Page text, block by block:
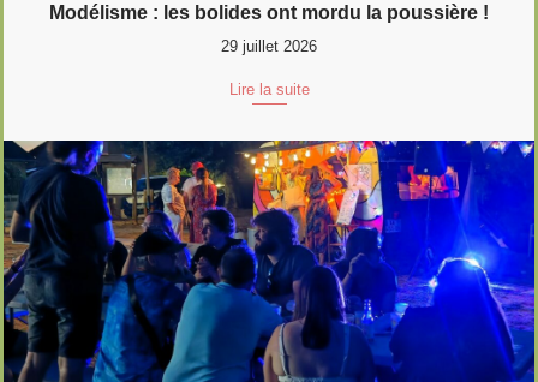
Modélisme : les bolides ont mordu la poussière !
29 juillet 2026
Lire la suite